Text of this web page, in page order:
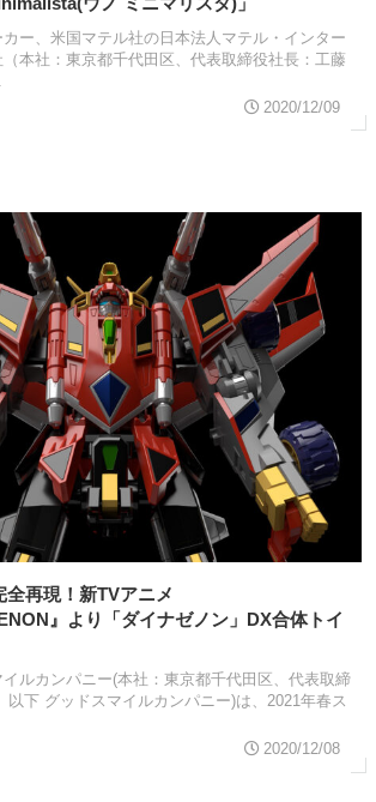
ー、米国マテル社の日本法人マテル・インター
本社：東京都千代田区、代表取締役社長：工藤
2020/12/09
再現！新TVアニメ
』より「ダイナゼノン」DX合体トイ
ルカンパニー(本社：東京都千代田区、代表取締
以下 グッドスマイルカンパニー)は、2021年春ス
2020/12/08
スポンサーリンク